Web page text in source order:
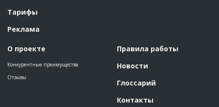
Тарифы
Реклама
О проекте
Конкурентные преимущества
Отзывы
Правила работы
Новости
Глоссарий
Контакты